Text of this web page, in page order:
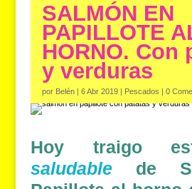
SALMÓN EN
PAPILLOTE
HORNO. Con
y verduras
por Belén |6 Abr 2019 | Pescados |0
Hoy traigo
saludablede